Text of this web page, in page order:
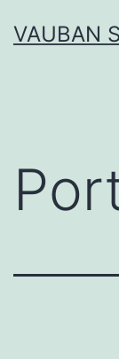
Inhalt
VAUBAN